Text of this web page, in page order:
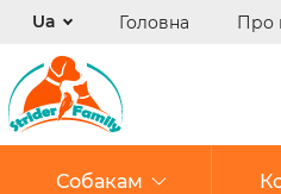
Ua Головна Про
Собакам